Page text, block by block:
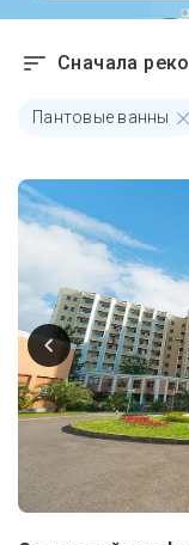
Сначала
Пантовые ванны